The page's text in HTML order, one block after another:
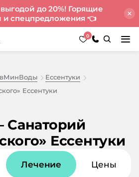
до 20%! Горящие
и спецпредложения 👈
0
Ессентуки
Ессентуки
Ессентуки
Лечение Цены